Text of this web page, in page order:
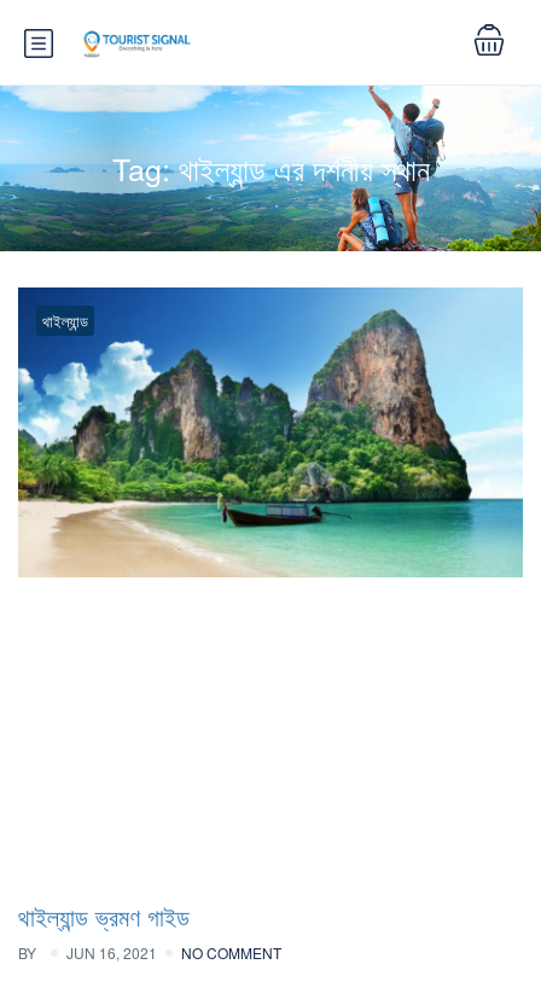
Tag:থাইল্যান্ড এর দর্শনীয় স্থান
থাইল্যান্ড
থাইল্যান্ড ভ্রমণ গাইড
BY JUN 16, 2021 NO COMMENT